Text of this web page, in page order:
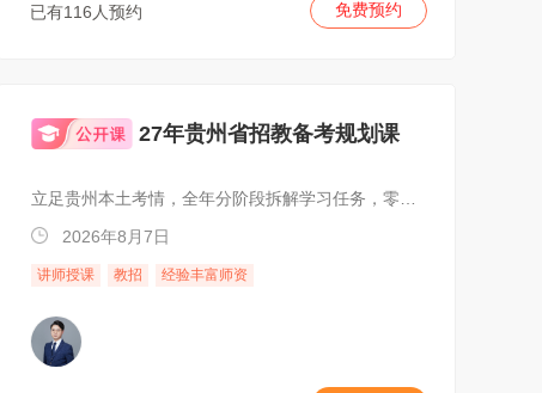
已有116人预约 免费预约
27年贵州省招教备考规划课
2026年8月7日
讲师授课 教招 经验丰富师资